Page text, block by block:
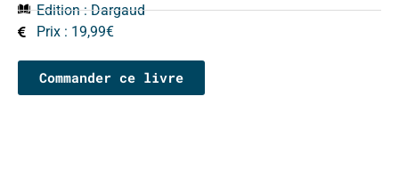
Edition :Dargaud
Prix : 19,99€
Commander ce livre